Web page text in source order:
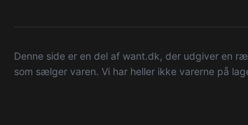
Denne side er en del af want.dk, der udgiver en
som sælger varen. Vi har heller ikke varerne på